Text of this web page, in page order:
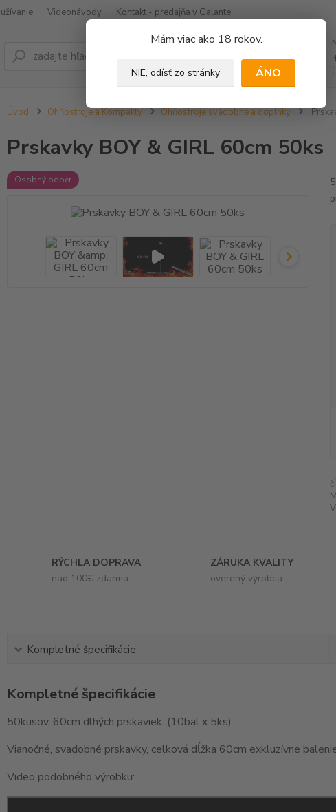
Mám viac ako 18 rokov.
NIE, odísť zo stránky ÁNO
Videonávody Kontakt - predajňa v Galante
Hľadať
Úvod Ohňostroje a Kompakty Ohňostroje svadobné a doplnky
Prskavky BOY & GIRL 60cm 50ks
Osobný odber
RÝCHLA DOPRAVA
nad 100€ zdarma
ZÁRUKA KVALITY
overený výrobca
Kompletné špecifikácie
Kompletné špecifikácie
50kusov, 60cm dlhých prskaviek. (10bal x 5ks)
Vianočné, svadobné prskavky, celková dĺžka 60cm exkluzívne
Video podobného výrobku: